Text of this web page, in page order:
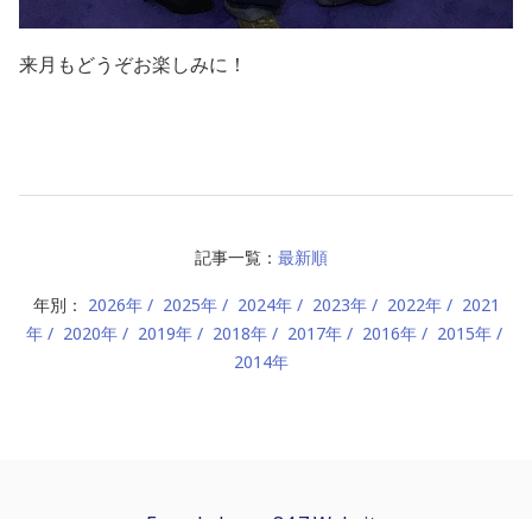
来月もどうぞお楽しみに！
記事一覧： 最新順
年別： 2026年 2025年 2024年 2023年 2022年
2021
年
2020年 2019年 2018年 2017年 2016年
2015年
2014年